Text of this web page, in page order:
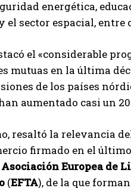
energética,
el sector espacial, entre
el «considerable
mutuas en la última
de los países
aumentado casi un
resaltó la relevancia
firmado en el
Asociación Europea de
(EFTA), de la que forman